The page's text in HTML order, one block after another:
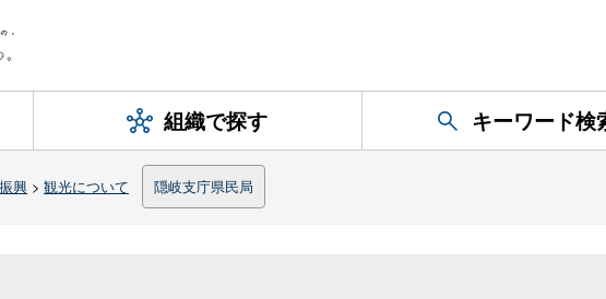
組織で探す キーワード検
興 > 観光について 隠岐支庁県民局